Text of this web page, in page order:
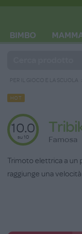
BIMBO
PER IL GIOCO E LA SCUOLA
HOT
10.0
su 10 Famosa
Trimoto elettrica a un
raggiunge una